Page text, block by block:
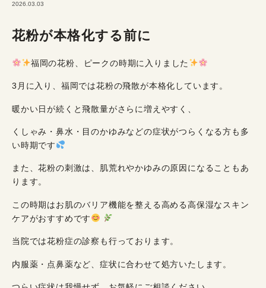
2026.03.03
花粉が本格化する前に
福岡の花粉、ピークの時期に入りました
3月に入り、福岡では花粉の飛散が本格化しています。
暖かい日が続くと飛散量がさらに増えやすく、
くしゃみ・鼻水・目のかゆみなどの症状がつらくなる方も多
い時期です
また、花粉の刺激は、肌荒れやかゆみの原因になることもあ
ります。
この時期はお肌のバリア機能を整える高める高保湿なスキン
ケアがおすすめです
当院では花粉症の診察も行っております。
内服薬・点鼻薬など、症状に合わせて処方いたします。